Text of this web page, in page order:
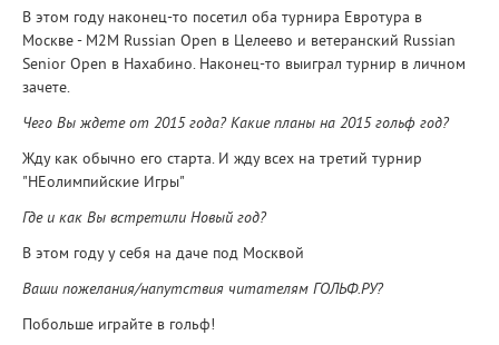
В этом году наконец-то посетил оба турнира Евротура в
Москве - M2M Russian Open в Целеево и ветеранский Russian
Senior Open в Нахабино. Наконец-то выиграл турнир в личном
зачете.
Чего Вы ждете от 2015 года? Какие планы на 2015 гольф год?
Жду как обычно его старта. И жду всех на третий турнир
"НЕолимпийские Игры"
Где и как Вы встретили Новый год?
В этом году у себя на даче под Москвой
Ваши пожелания/напутствия читателям ГОЛЬФ.РУ?
Побольше играйте в гольф!